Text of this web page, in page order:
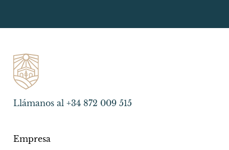
Llámanos al +34 872 009 515
Empresa